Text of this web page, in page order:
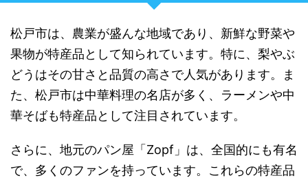
松戸市は、農業が盛んな地域であり、新鮮な野菜や
果物が特産品として知られています。特に、梨やぶ
どうはその甘さと品質の高さで人気があります。ま
た、松戸市は中華料理の名店が多く、ラーメンや中
華そばも特産品として注目されています。
さらに、地元のパン屋「Zopf」は、全国的にも有名
で、多くのファンを持っています。これらの特産品